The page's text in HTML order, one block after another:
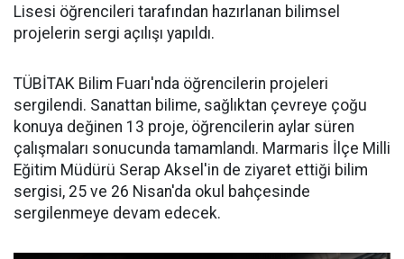
Lisesi öğrencileri tarafından hazırlanan bilimsel
projelerin sergi açılışı yapıldı.
TÜBİTAK Bilim Fuarı'nda öğrencilerin projeleri
sergilendi. Sanattan bilime, sağlıktan çevreye çoğu
konuya değinen 13 proje, öğrencilerin aylar süren
çalışmaları sonucunda tamamlandı. Marmaris İlçe Milli
Eğitim Müdürü Serap Aksel'in de ziyaret ettiği bilim
sergisi, 25 ve 26 Nisan'da okul bahçesinde
sergilenmeye devam edecek.